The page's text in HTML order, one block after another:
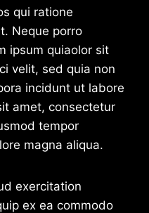
qui ratione
Neque porro
ipsum quiaolor sit
velit, sed quia non
incidunt ut labore
amet, consectetur
tempor
magna aliqua.
exercitation
ex ea commodo